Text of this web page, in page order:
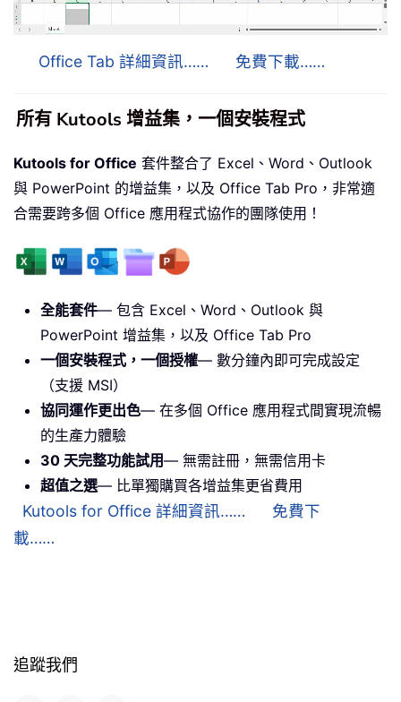
Office Tab 詳細資訊…… 免費下載……
所有 Kutools 增益集，一個安裝程式
Kutools for Office 套件整合了 Excel、Word、Outlook
與 PowerPoint 的增益集，以及 Office Tab Pro，非常適
合需要跨多個 Office 應用程式協作的團隊使用！
全能套件— 包含 Excel、Word、Outlook 與
PowerPoint 增益集，以及 Office Tab Pro
一個安裝程式，一個授權— 數分鐘內即可完成設定
（支援 MSI）
協同運作更出色— 在多個 Office 應用程式間實現流暢
的生產力體驗
30 天完整功能試用— 無需註冊，無需信用卡
超值之選— 比單獨購買各增益集更省費用
Kutools for Office 詳細資訊……
免費下
載……
追蹤我們